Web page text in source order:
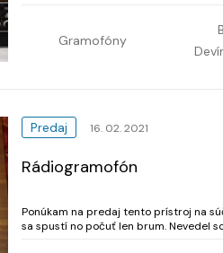
Gramofóny
Predaj 16. 02. 2021
Rádiogramofón
Ponúkam na predaj tento prístroj na
sa spustí no počuť len brum. Nevedel